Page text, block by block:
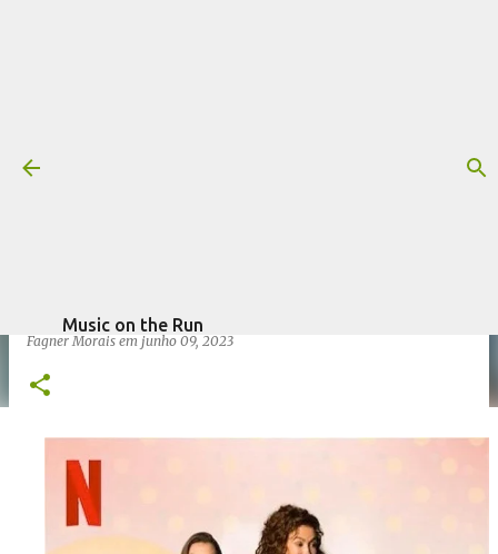
Music on the Run
Trilha sonora: As Semanas Mágicas,
Fagner Morais em junho 09, 2023